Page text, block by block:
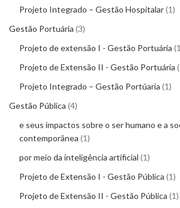
Projeto Integrado – Gestão Hospitalar 1
Gestão Portuária 3
Projeto de extensão I - Gestão Portuária 1
Projeto de Extensão II - Gestão Portuária
Projeto Integrado – Gestão Portúaria 1
Gestão Pública 4
e seus impactos sobre o ser humano e a
contemporânea 1
por meio da inteligência artificial 1
Projeto de Extensão I - Gestão Pública 1
Projeto de Extensão II - Gestão Pública 1